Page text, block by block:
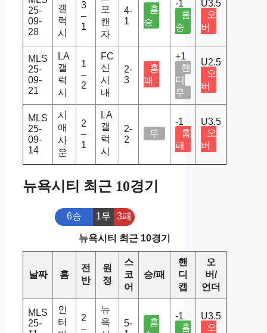
25-
09-
28
갤
럭
시
3
–
1
포
캔
자
4-
1
홈
승
-1
홈
승
U3.5
오
버
MLS
25-
09-
21
LA
갤
럭
시
1
–
2
FC
신
시
내
2-
3
홈
패
+1
핸
디
무
U2.5
오
버
MLS
25-
09-
14
시
애
사
운
2
–
1
LA
갤
럭
시
2-
2
무
-1
홈
패
U3.5
오
버
뉴욕시티 최근 10경기
6승 1무 3패
뉴욕시티 최근 10경기
날짜 홈
전
반
원
정
스
코
어
승/패
핸
디
캡
오
버/
언더
MLS
25-
인
터
2
–
뉴
욕
5-
홈
-1
홈
U3.5
오